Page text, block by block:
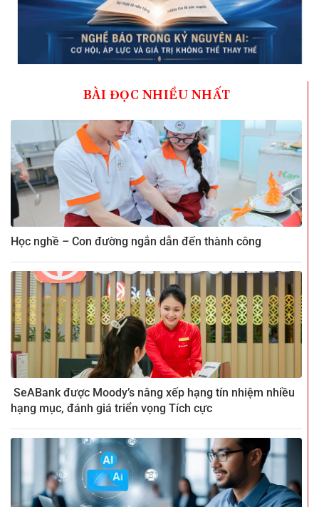
BÀI ĐỌC NHIỀU NHẤT
Học nghề – Con đường ngắn dẫn đến thành công
SeABank được Moody’s nâng xếp hạng tín nhiệm nhiều
hạng mục, đánh giá triển vọng Tích cực